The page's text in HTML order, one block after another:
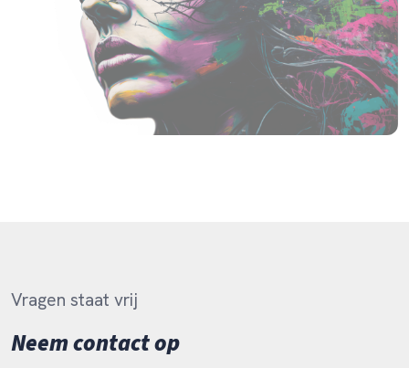
Vragen staat vrij
Neem contact op